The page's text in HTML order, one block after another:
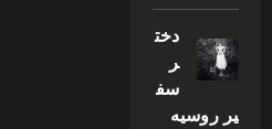
دخت
ر
سف
یر روسیه